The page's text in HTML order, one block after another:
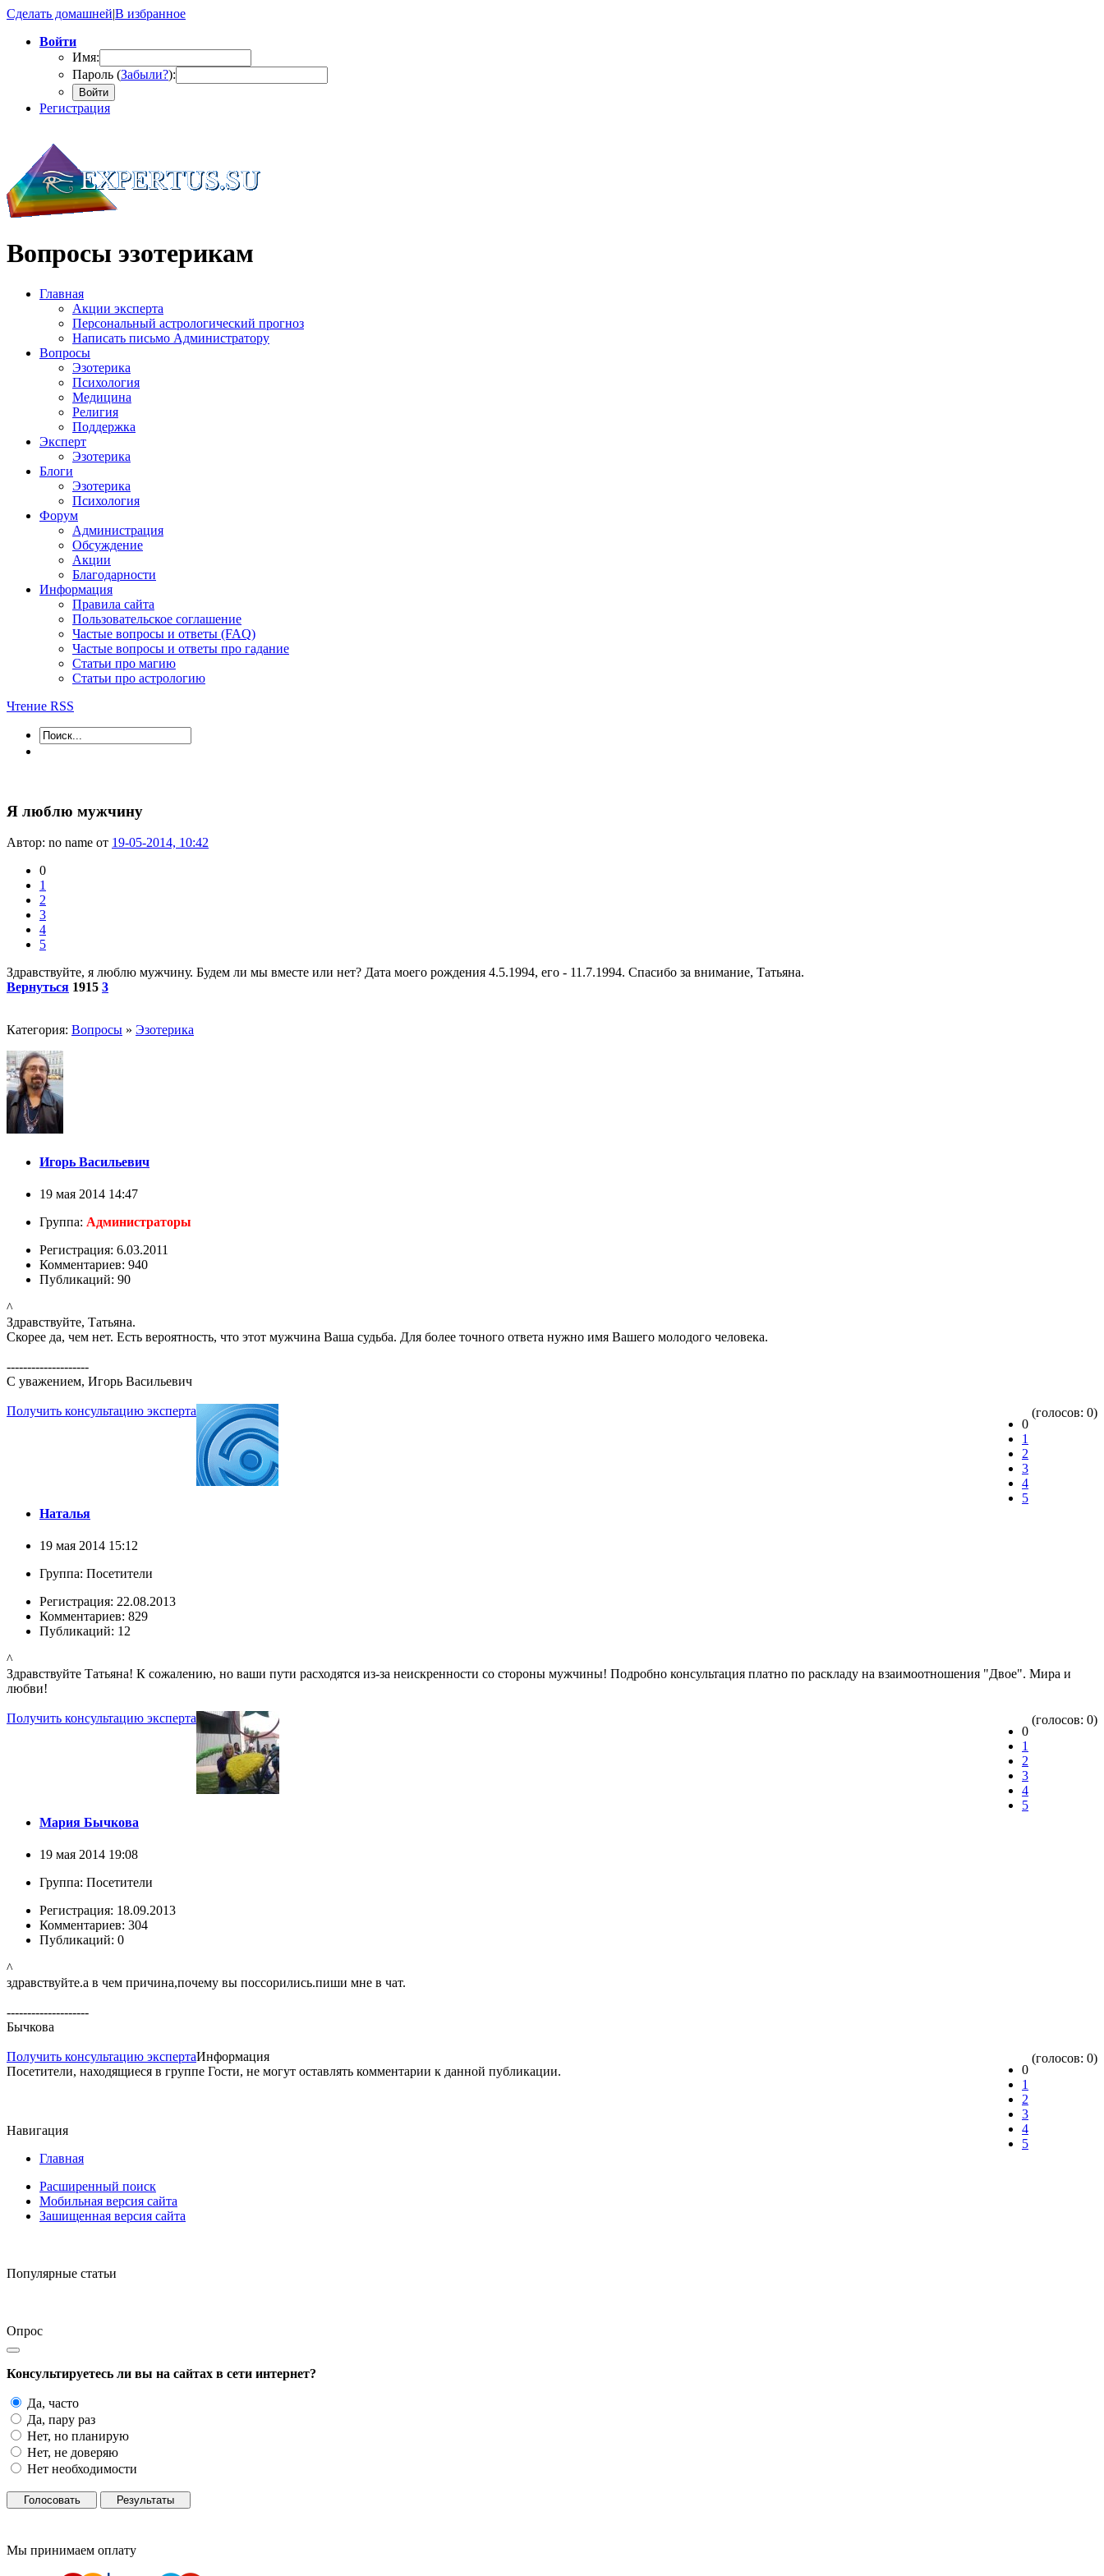
Сделать домашней|В избранное
Войти
Имя:
Пароль (Забыли?):
Войти
Регистрация
Вопросы эзотерикам
Главная
Акции эксперта
Персональный астрологический прогноз
Написать письмо Администратору
Вопросы
Эзотерика
Психология
Медицина
Религия
Поддержка
Эксперт
Эзотерика
Блоги
Эзотерика
Психология
Форум
Администрация
Обсуждение
Акции
Благодарности
Информация
Правила сайта
Пользовательское соглашение
Частые вопросы и ответы (FAQ)
Частые вопросы и ответы про гадание
Статьи про магию
Статьи про астрологию
Чтение RSS
Я люблю мужчину
Автор: no name от 19-05-2014, 10:42
0
1
2
3
4
5
Здравствуйте, я люблю мужчину. Будем ли мы вместе или нет? Дата моего рождения 4.5.1994, его - 11.7.1994. Спасибо за внимание, Татьяна.
Вернуться 1915 3
Категория: Вопросы » Эзотерика
Игорь Васильевич
19 мая 2014 14:47
Группа: Администраторы
Регистрация: 6.03.2011
Комментариев: 940
Публикаций: 90
^
Здравствуйте, Татьяна.
Скорее да, чем нет. Есть вероятность, что этот мужчина Ваша судьба. Для более точного ответа нужно имя Вашего молодого человека.
--------------------
С уважением, Игорь Васильевич
Получить консультацию эксперта
0
1
2
3
4
5
(голосов: 0)
Наталья
19 мая 2014 15:12
Группа: Посетители
Регистрация: 22.08.2013
Комментариев: 829
Публикаций: 12
^
Здравствуйте Татьяна! К сожалению, но ваши пути расходятся из-за неискренности со стороны мужчины! Подробно консультация платно по раскладу на взаимоотношения "Двое". Мира и
любви!
Получить консультацию эксперта
0
1
2
3
4
5
(голосов: 0)
Мария Бычкова
19 мая 2014 19:08
Группа: Посетители
Регистрация: 18.09.2013
Комментариев: 304
Публикаций: 0
^
здравствуйте.а в чем причина,почему вы поссорились.пиши мне в чат.
--------------------
Бычкова
Получить консультацию эксперта
0
1
2
3
4
5
(голосов: 0)
Информация
Посетители, находящиеся в группе Гости, не могут оставлять комментарии к данной публикации.
Навигация
Главная
Расширенный поиск
Мобильная версия сайта
Зашищенная версия сайта
Популярные статьи
Опрос
Консультируетесь ли вы на сайтах в сети интернет?
Да, часто
Да, пару раз
Нет, но планирую
Нет, не доверяю
Нет необходимости
Голосовать Результаты
Мы принимаем оплату